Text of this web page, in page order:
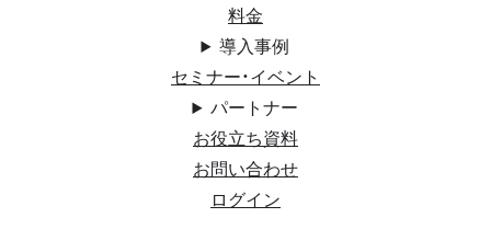
料金
導入事例
セミナー・イベント
パートナー
お役立ち資料
お問い合わせ
ログイン